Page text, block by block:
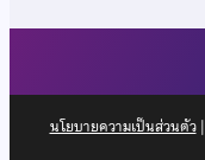
นโยบายความเป็นส่วนตัว|